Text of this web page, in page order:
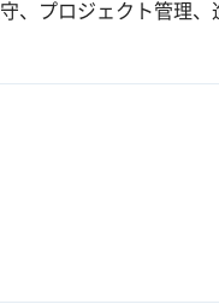
、プロジェクト管理